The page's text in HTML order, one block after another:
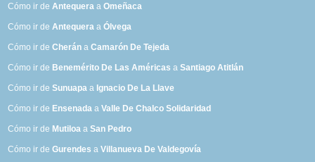
Cómo ir deAntequera aOmeñaca
Cómo ir deAntequera aÓlvega
Cómo ir deCherán aCamarón De Tejeda
Cómo ir de Benemérito De Las Américas aSantiago Atitlán
Cómo ir deSunuapa a Ignacio De La Llave
Cómo ir de Ensenada aValle De Chalco Solidaridad
Cómo ir de Mutiloa aSan Pedro
Cómo ir deGurendes aVillanueva De Valdegovía